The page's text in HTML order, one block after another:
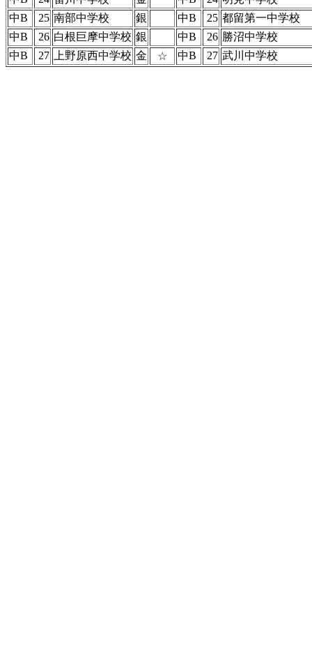
中B
25 南部中学校 銀 中B 25 都留第一中学校
中B
26 白根巨摩中学校 銀 中B 26 勝沼中学校
中B
27 上野原西中学校 金 ☆ 中B 27 武川中学校